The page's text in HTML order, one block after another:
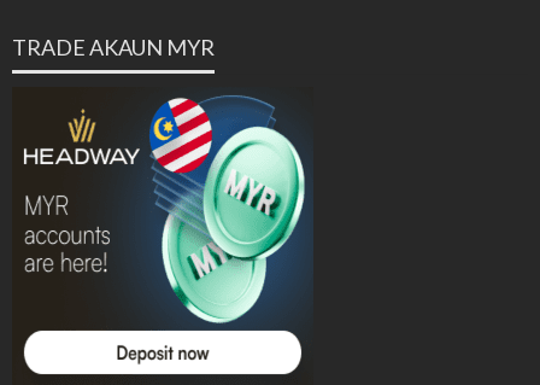
TRADE AKAUN MYR